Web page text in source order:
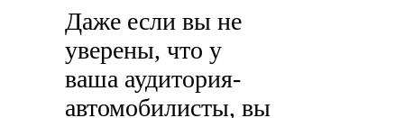
Даже если вы не
уверены, что у
ваша аудитория-
автомобилисты, вы